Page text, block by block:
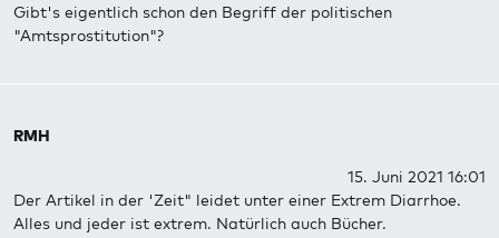
Gibt's eigentlich schon den Begriff der politischen
"Amtsprostitution"?
RMH
15. Juni 2021 16:01
Der Artikel in der 'Zeit" leidet unter einer Extrem Diarrhoe.
Alles und jeder ist extrem. Natürlich auch Bücher.